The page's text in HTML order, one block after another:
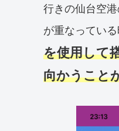
行きの仙台空
が重なってい
を使用して
向かうこと